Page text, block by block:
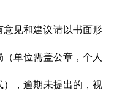
意见和建议请以书面形
单位需盖公章，个人
），逾期未提出的，视